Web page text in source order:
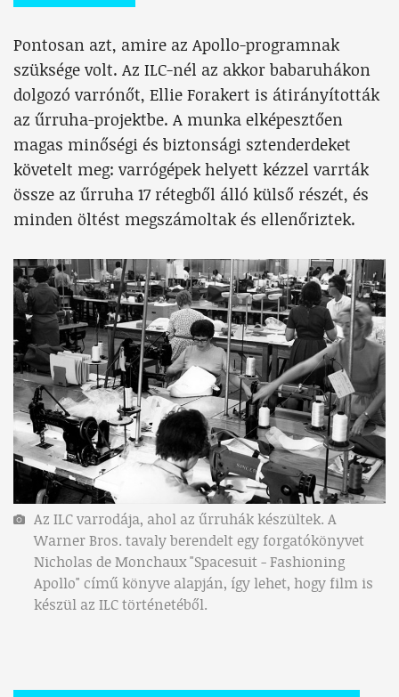
Pontosan azt, amire az Apollo-programnak
szüksége volt. Az ILC-nél az akkor babaruhákon
dolgozó varrónőt, Ellie Forakert is átirányították
az űrruha-projektbe. A munka elképesztően
magas minőségi és biztonsági sztenderdeket
követelt meg: varrógépek helyett kézzel varrták
össze az űrruha 17 rétegből álló külső részét, és
minden öltést megszámoltak és ellenőriztek.
Az ILC varrodája, ahol az űrruhák készültek. A
Warner Bros. tavaly berendelt egy forgatókönyvet
Nicholas de Monchaux "Spacesuit - Fashioning
Apollo" című könyve alapján, így lehet, hogy film is
készül az ILC történetéből.